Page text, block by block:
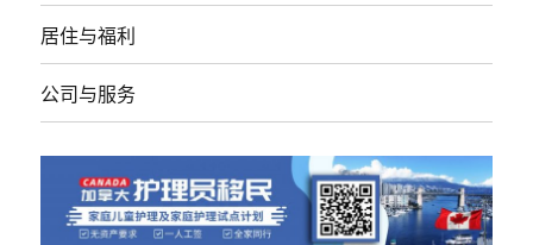
居住与福利
公司与服务